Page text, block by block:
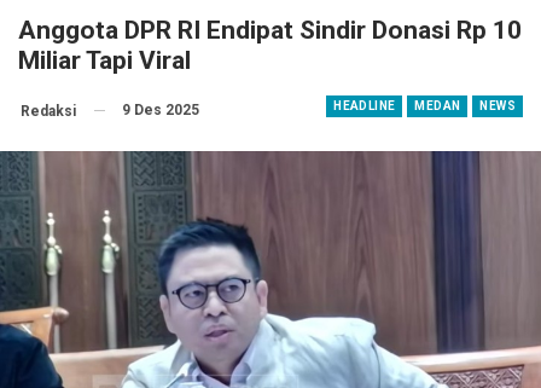
Anggota DPR RI Endipat Sindir Donasi Rp 10
Miliar Tapi Viral
HEADLINE MEDAN NEWS
Redaksi 9 Des 2025